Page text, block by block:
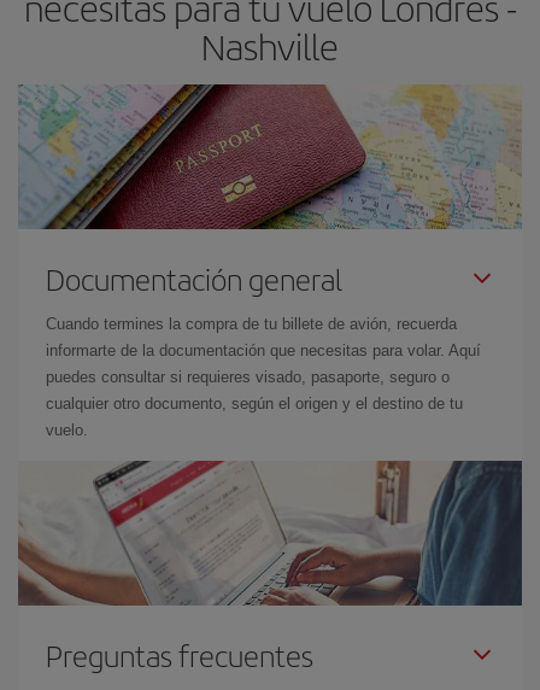
Nashville
Documentación general
Cuando termines la compra de tu billete de avión, recuerda
informarte de la documentación que necesitas para volar. Aquí
puedes consultar si requieres visado, pasaporte, seguro o
cualquier otro documento, según el origen y el destino de tu
vuelo.
Preguntas frecuentes